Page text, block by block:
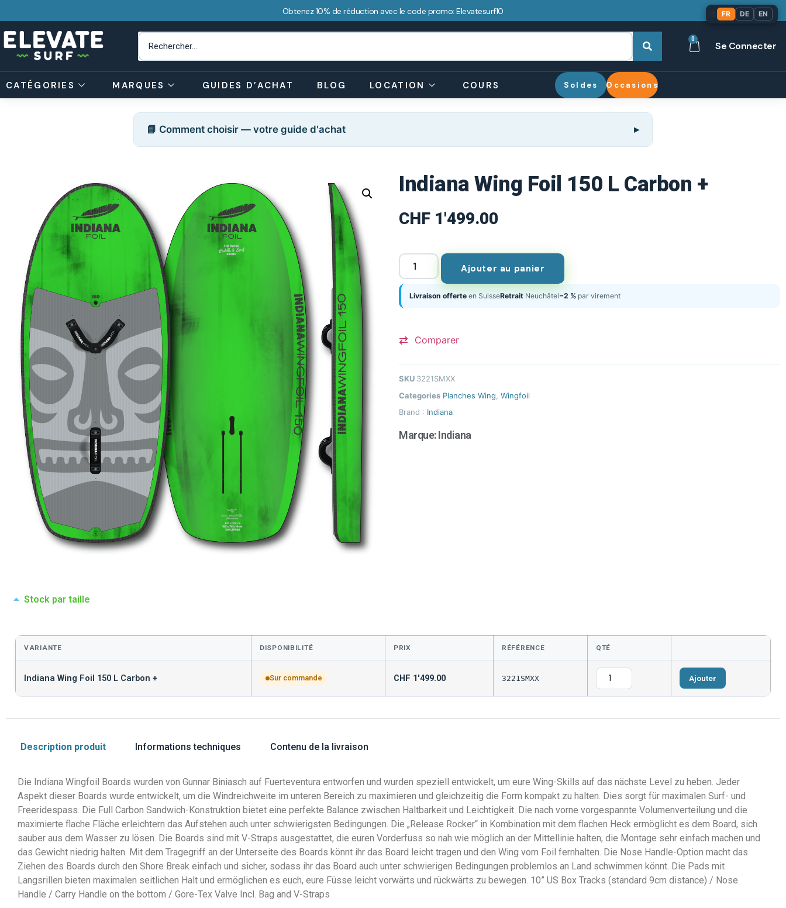
Obtenez 10% de réduction avec le code promo: Elevatesurf10
0
Se Connecter
CATÉGORIES MARQUES GUIDES D’ACHAT BLOG LOCATION COURS Soldes Occasions
📘 Comment choisir — votre guide d'achat
Indiana Wing Foil 150 L Carbon +
CHF 1'499.00
Ajouter au panier
Livraison offerte en SuisseRetrait Neuchâtel−2 % par virement
Comparer
SKU 3221SMXX
Categories Planches Wing, Wingfoil
Brand : Indiana
Marque:Indiana
Stock par taille
VARIANTE DISPONIBILITÉ PRIX RÉFÉRENCE QTÉ
Indiana Wing Foil 150 L Carbon + Sur commande CHF 1'499.00 3221SMXX Ajouter
Description produit Informations techniques Contenu de la livraison
Die Indiana Wingfoil Boards wurden von Gunnar Biniasch auf Fuerteventura entworfen und wurden speziell entwickelt, um eure Wing-Skills auf das nächste Level zu heben. Jeder
Aspekt dieser Boards wurde entwickelt, um die Windreichweite im unteren Bereich zu maximieren und gleichzeitig die Form kompakt zu halten. Dies sorgt für maximalen Surf- und
Freeridespass. Die Full Carbon Sandwich-Konstruktion bietet eine perfekte Balance zwischen Haltbarkeit und Leichtigkeit. Die nach vorne vorgespannte Volumenverteilung und die
maximierte flache Fläche erleichtern das Aufstehen auch unter schwierigsten Bedingungen. Die „Release Rocker“ in Kombination mit dem flachen Heck ermöglicht es dem Board, sich
sauber aus dem Wasser zu lösen. Die Boards sind mit V-Straps ausgestattet, die euren Vorderfuss so nah wie möglich an der Mittellinie halten, die Montage sehr einfach machen und
das Gewicht niedrig halten. Mit dem Tragegriff an der Unterseite des Boards könnt ihr das Board leicht tragen und den Wing vom Foil fernhalten. Die Nose Handle-Option macht das
Ziehen des Boards durch den Shore Break einfach und sicher, sodass ihr das Board auch unter schwierigen Bedingungen problemlos an Land schwimmen könnt. Die Pads mit
Langsrillen bieten maximalen seitlichen Halt und ermöglichen es euch, eure Füsse leicht vorwärts und rückwärts zu bewegen. 10” US Box Tracks (standard 9cm distance) / Nose
Handle / Carry Handle on the bottom / Gore-Tex Valve Incl. Bag and V-Straps
FR DE EN